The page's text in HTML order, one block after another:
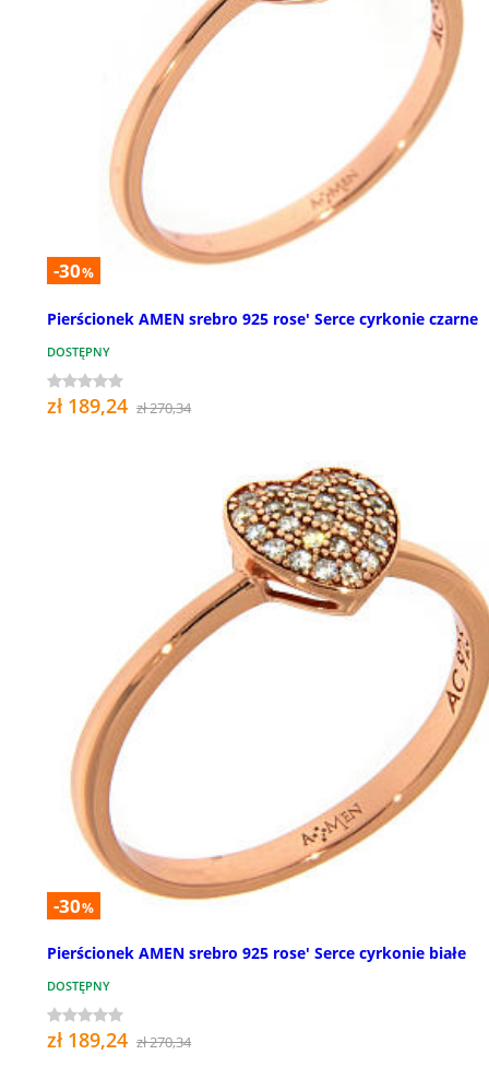
-30%
Pierścionek AMEN srebro 925 rose' Serce cyrkonie czarne
DOSTĘPNY
zł 189,24 zł 270,34
-30%
Pierścionek AMEN srebro 925 rose' Serce cyrkonie białe
DOSTĘPNY
zł 189,24 zł 270,34